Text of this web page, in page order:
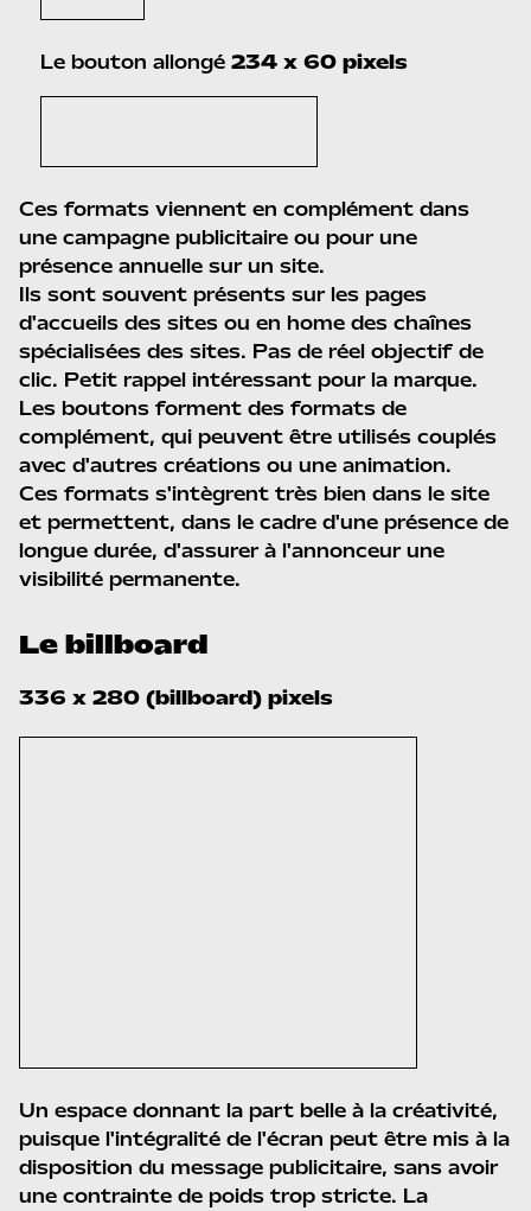
Le bouton allongé 234 x 60 pixels
Ces formats viennent en complément dans
une campagne publicitaire ou pour une
présence annuelle sur un site.
Ils sont souvent présents sur les pages
d'accueils des sites ou en home des chaînes
spécialisées des sites. Pas de réel objectif de
clic. Petit rappel intéressant pour la marque.
Les boutons forment des formats de
complément, qui peuvent être utilisés couplés
avec d'autres créations ou une animation.
Ces formats s'intègrent très bien dans le site
et permettent, dans le cadre d'une présence de
longue durée, d'assurer à l'annonceur une
visibilité permanente.
Le billboard
336 x 280 (billboard) pixels
Un espace donnant la part belle à la créativité,
puisque l'intégralité de l'écran peut être mis à la
disposition du message publicitaire, sans avoir
une contrainte de poids trop stricte. La